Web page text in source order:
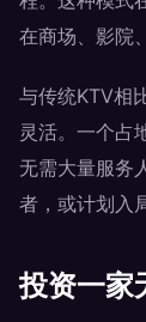
在商场、影院
与传统KTV相
灵活。一个占
无需大量服务
者，或计划入
投资一家